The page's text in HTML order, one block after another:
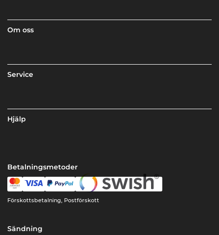
Om oss
Service
Hjälp
Betalningsmetoder
Förskottsbetalning, Postförskott
Sändning